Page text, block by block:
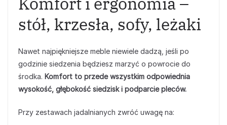
stół, krzesła, sofy, leżaki
Nawet najpiękniejsze meble niewiele dadzą, jeśli po
godzinie siedzenia będziesz marzyć o powrocie do
środka. Komfort to przede wszystkim odpowiednia
wysokość, głębokość siedzisk i podparcie pleców.
Przy zestawach jadalnianych zwróć uwagę na: